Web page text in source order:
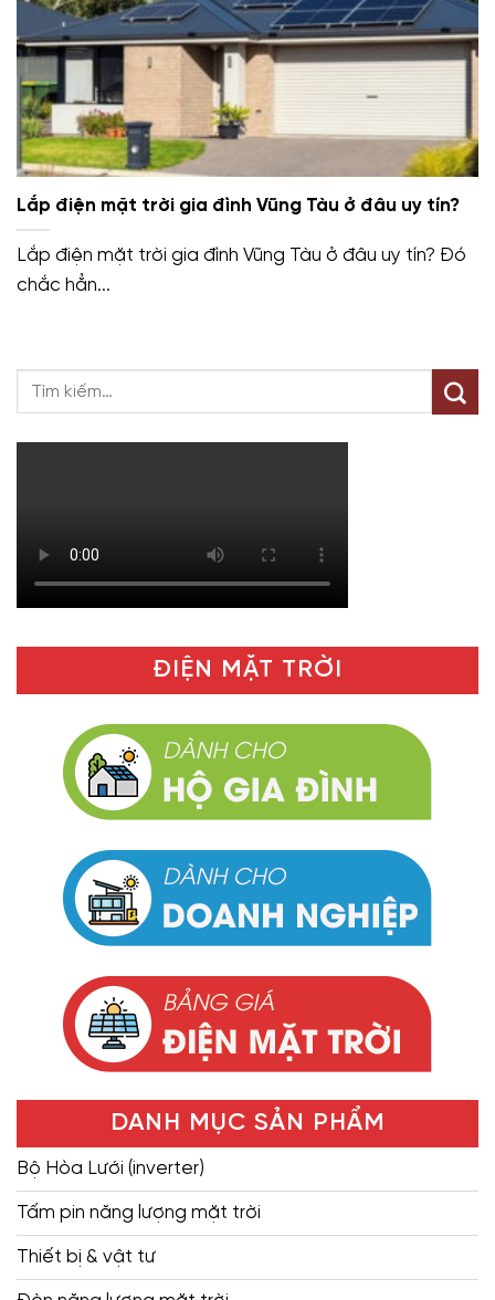
Lắp điện mặt trời gia đình Vũng Tàu ở đâu uy tín?
Lắp điện mặt trời gia đình Vũng Tàu ở đâu uy tín? Đó
chắc hẳn...
ĐIỆN MẶT TRỜI
DANH MỤC SẢN PHẨM
Bộ Hòa Lưới (inverter)
Tấm pin năng lượng mặt trời
Thiết bị & vật tư